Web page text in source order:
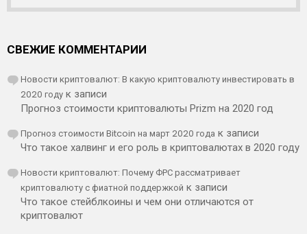
СВЕЖИЕ КОММЕНТАРИИ
Новости криптовалют: В какую криптовалюту инвестировать в
2020 году к записи
Прогноз стоимости криптовалюты Prizm на 2020 год
Прогноз стоимости Bitcoin на март 2020 года к записи
Что такое халвинг и его роль в криптовалютах в 2020 году
Новости криптовалют: Почему ФРС рассматривает
криптовалюту с фиатной поддержкой к записи
Что такое стейблкоины и чем они отличаются от
криптовалют